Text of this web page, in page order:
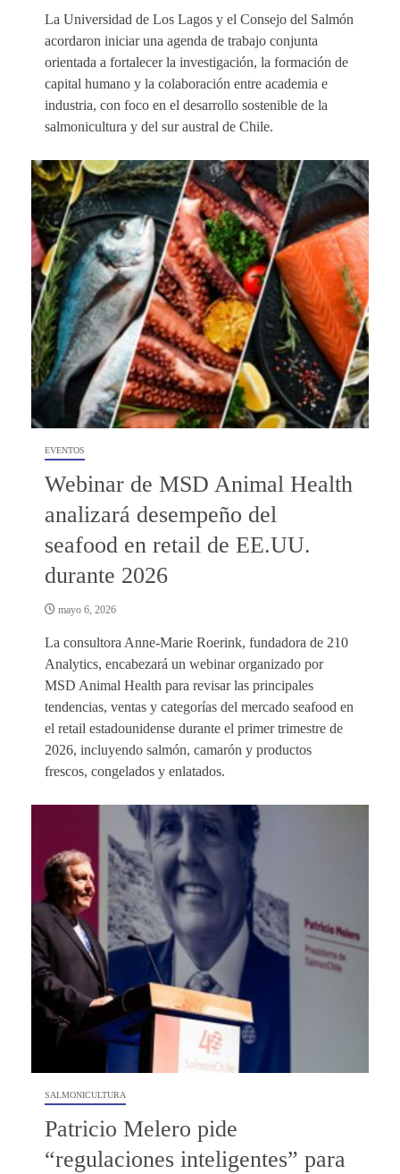
La Universidad de Los Lagos y el Consejo del Salmón
acordaron iniciar una agenda de trabajo conjunta
orientada a fortalecer la investigación, la formación de
capital humano y la colaboración entre academia e
industria, con foco en el desarrollo sostenible de la
salmonicultura y del sur austral de Chile.
EVENTOS
Webinar de MSD Animal Health
analizará desempeño del
seafood en retail de EE.UU.
durante 2026
mayo 6, 2026
La consultora Anne-Marie Roerink, fundadora de 210
Analytics, encabezará un webinar organizado por
MSD Animal Health para revisar las principales
tendencias, ventas y categorías del mercado seafood en
el retail estadounidense durante el primer trimestre de
2026, incluyendo salmón, camarón y productos
frescos, congelados y enlatados.
SALMONICULTURA
Patricio Melero pide
“regulaciones inteligentes” para